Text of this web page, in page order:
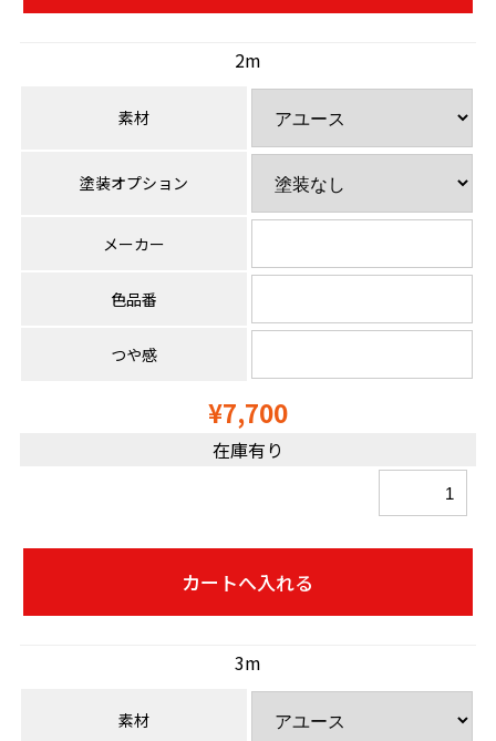
2m
素材
塗装オプション
メーカー
色品番
つや感
¥7,700
在庫有り
3m
素材